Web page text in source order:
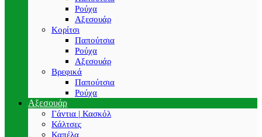
Ρούχα
Αξεσουάρ
Κορίτσι
Παπούτσια
Ρούχα
Αξεσουάρ
Βρεφικά
Παπούτσια
Ρούχα
Αξεσουάρ
Γάντια | Κασκόλ
Κάλτσες
Καπέλα